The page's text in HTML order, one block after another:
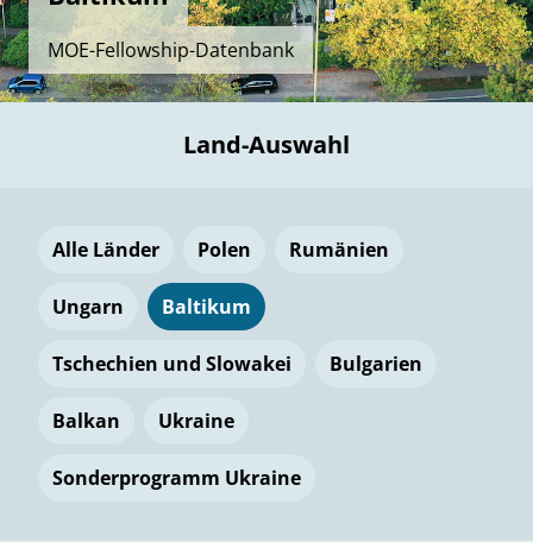
MOE-Fellowship-Datenbank
Land-Auswahl
Alle Länder Polen Rumänien
Ungarn Baltikum
Tschechien und Slowakei Bulgarien
Balkan Ukraine
Sonderprogramm Ukraine